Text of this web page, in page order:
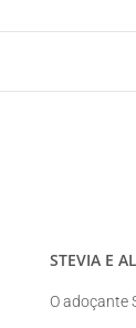
STEVIA E
O adoçante